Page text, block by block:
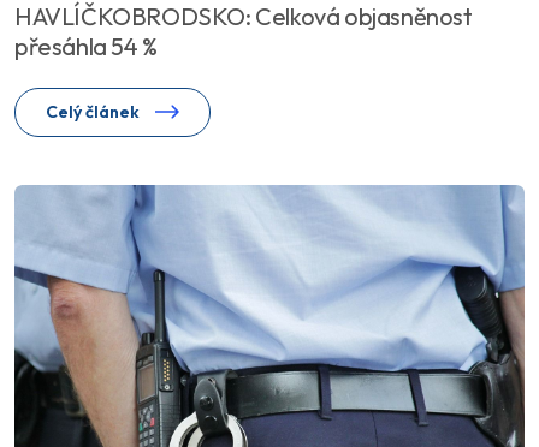
HAVLÍČKOBRODSKO: Celková objasněnost
přesáhla 54 %
Celý článek